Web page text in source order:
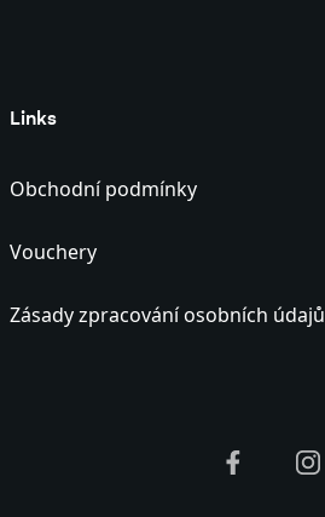
Links
Obchodní podmínky
Vouchery
Zásady zpracování osobních údajů